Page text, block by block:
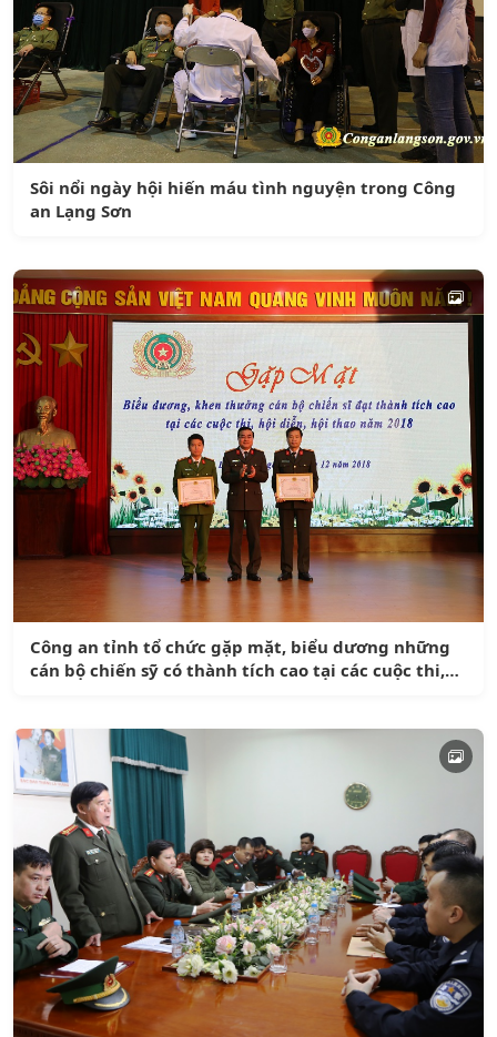
Sôi nổi ngày hội hiến máu tình nguyện trong Công
an Lạng Sơn
Công an tỉnh tổ chức gặp mặt, biểu dương những
cán bộ chiến sỹ có thành tích cao tại các cuộc thi,